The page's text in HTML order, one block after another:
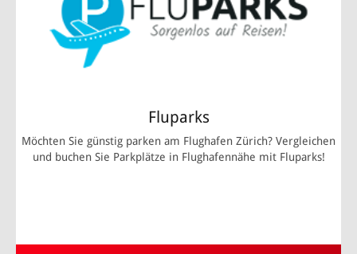
Fluparks
Möchten Sie günstig parken am Flughafen Zürich? Vergleichen
und buchen Sie Parkplätze in Flughafennähe mit Fluparks!